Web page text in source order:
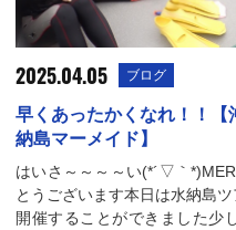
2025.04.05 ブログ
早くあったかくなれ！！
納島マーメイド】
はいさ～～～～い(*´▽｀
とうございます本日は水納島
開催することができました少